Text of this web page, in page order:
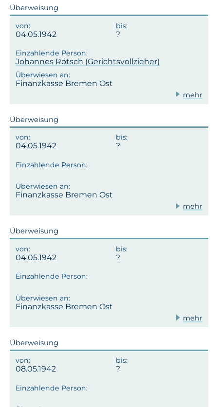
Überweisung
04.05.1942
Johannes Rötsch (Gerichtsvollzieher)
Finanzkasse Bremen Ost
mehr
Überweisung
04.05.1942
Finanzkasse Bremen Ost
mehr
Überweisung
04.05.1942
Finanzkasse Bremen Ost
mehr
Überweisung
08.05.1942